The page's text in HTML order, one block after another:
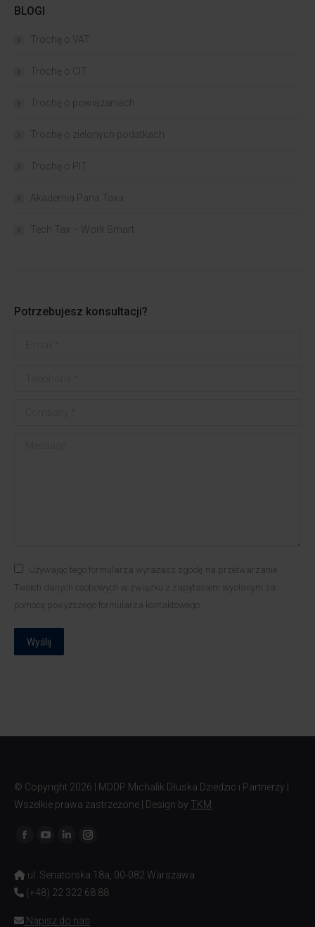
BLOGI
Trochę o VAT
Trochę o CIT
Trochę o powiązaniach​
Trochę o zielonych podatkach
Trochę o PIT
Akademia Pana Taxa
Tech Tax – Work Smart
Potrzebujesz konsultacji?
Używając tego formularza wyrażasz zgodę na przetwarzanie
Twoich danych osobowych w związku z zapytaniem wysłanym za
pomocą powyższego formularza kontaktowego
Wyślij
© Copyright 2026 | MDDP Michalik Dłuska Dziedzic i Partnerzy |
Wszelkie prawa zastrzeżone | Design by TKM
Znajdź nas na:
ul. Senatorska 18a, 00-082 Warszawa
(+48) 22 322 68 88
Napisz do nas